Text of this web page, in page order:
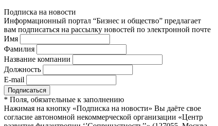
Подписка на новости
Информационный портал “Бизнес и общество” предлагает
вам подписаться на рассылку новостей по электронной почте
Имя
Фамилия
Название компании
Должность
E-mail
* Поля, обязательные к заполнению
Нажимая на кнопку «Подписка на новости» Вы даёте свое
согласие автономной некоммерческой организации «Центр